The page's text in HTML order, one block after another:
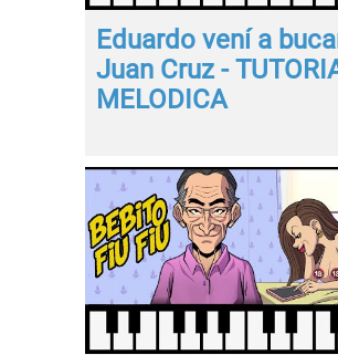
Eduardo vení a
Juan Cruz -
MELODICA